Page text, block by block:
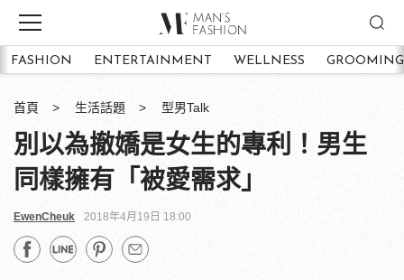
FASHION ENTERTAINMENT WELLNESS GROOMING
首頁 生活話題 型男Talk
別以為撤嬌是女生的專利！男生
同樣擁有「被愛需求」
EwenCheuk 2018年4月19日 18:00